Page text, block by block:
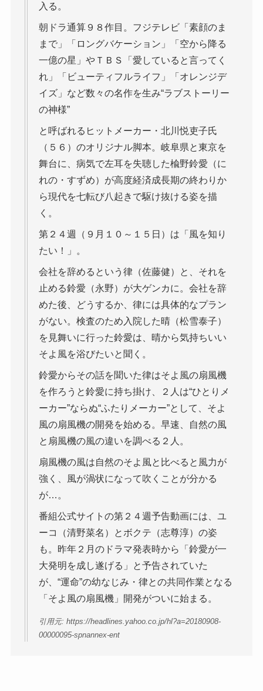
入る。
朝ドラ通算９８作目。フジテレビ「素顔のま
まで」「ロングバケーション」「空から降る
一億の星」やＴＢＳ「愛していると言ってく
れ」「ビューティフルライフ」「オレンジデ
イズ」など数々の名作を生み“ラブストーリー
の神様”
と呼ばれるヒットメーカー・北川悦吏子氏
（５６）のオリジナル脚本。岐阜県と東京を
舞台に、病気で左耳を失聴した楡野鈴愛（に
れの・すずめ）が高度経済成長期の終わりか
ら現代を七転び八起きで駆け抜ける姿を描
く。
第２４週（９月１０～１５日）は「風を知り
たい！」。
会社を辞めるという律（佐藤健）と、それを
止める鈴愛（永野）が大ゲンカに。会社を辞
めた後、どうするか、律には具体的なプラン
がない。検査のため入院した晴（松雪泰子）
を見舞いに行った鈴愛は、晴から気持ちいい
そよ風を浴びたいと聞く。
鈴愛からその話を聞いた律はそよ風の扇風機
を作ろうと鈴愛に持ち掛け、２人は“ひとりメ
ーカー”ならぬ“ふたりメーカー”として、そよ
風の扇風機の開発を始める。早速、自然の風
と扇風機の風の違いを調べる２人。
扇風機の風は自然のそよ風と比べると風力が
強く、風が渦状になって吹くことが分かる
が…。
番組公式サイトの第２４週予告動画には、ユ
ーコ（清野菜名）とボクテ（志尊淳）の姿
も。昨年２月のドラマ発表時から「鈴愛が一
大発明を成し遂げる」と予告されていた
が、“運命”の幼なじみ・律との共同作業となる
「そよ風の扇風機」開発がついに始まる。
引用元: https://headlines.yahoo.co.jp/hl?a=20180908-
00000095-spnannex-ent